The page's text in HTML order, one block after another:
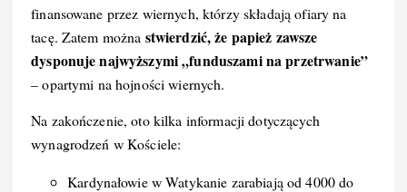
finansowane przez wiernych, którzy składają ofiary na
tacę. Zatem można stwierdzić, że papież zawsze
dysponuje najwyższymi „funduszami na przetrwanie”
– opartymi na hojności wiernych.
Na zakończenie, oto kilka informacji dotyczących
wynagrodzeń w Kościele:
Kardynałowie w Watykanie zarabiają od 4000 do